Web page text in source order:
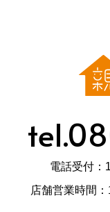
電話受付
店舗営業時間